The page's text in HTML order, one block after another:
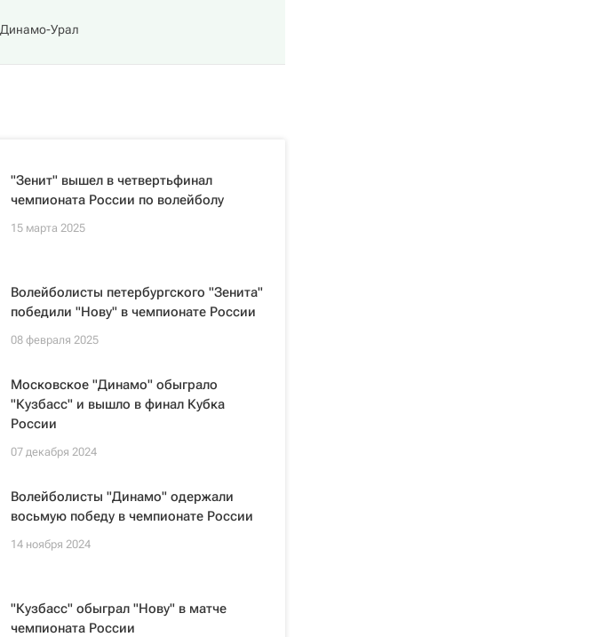
Динамо-Урал
"Зенит" вышел в четвертьфинал
чемпионата России по волейболу
15 марта 2025
Волейболисты петербургского "Зенита"
победили "Нову" в чемпионате России
08 февраля 2025
Московское "Динамо" обыграло
"Кузбасс" и вышло в финал Кубка
России
07 декабря 2024
Волейболисты "Динамо" одержали
восьмую победу в чемпионате России
14 ноября 2024
"Кузбасс" обыграл "Нову" в матче
чемпионата России